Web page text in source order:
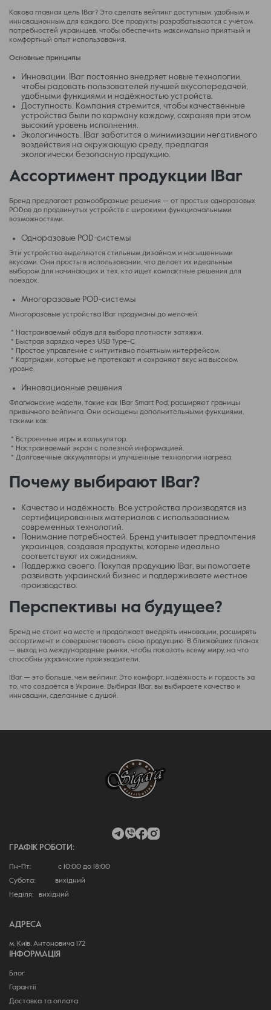
Какова главная цель IBar? Это сделать вейпинг доступным, удобным и
инновационным для каждого. Все продукты разрабатываются с учётом
потребностей украинцев, чтобы обеспечить максимально приятный и
комфортный опыт использования.
Основные принципы
Инновации. IBar постоянно внедряет новые технологии,
чтобы радовать пользователей лучшей вкусопередачей,
удобными функциями и надёжностью устройств.
Доступность. Компания стремится, чтобы качественные
устройства были по карману каждому, сохраняя при этом
высокий уровень исполнения.
Экологичность. IBar заботится о минимизации негативного
воздействия на окружающую среду, предлагая
экологически безопасную продукцию.
Ассортимент продукции IBar
Бренд предлагает разнообразные решения — от простых одноразовых
PODов до продвинутых устройств с широкими функциональными
возможностями.
Одноразовые POD-системы
Эти устройства выделяются стильным дизайном и насыщенными
вкусами. Они просты в использовании, что делает их идеальным
выбором для начинающих и тех, кто ищет компактные решения для
поездок.
Многоразовые POD-системы
Многоразовые устройства IBar продуманы до мелочей:
* Настраиваемый обдув для выбора плотности затяжки.
* Быстрая зарядка через USB Type-C.
* Простое управление с интуитивно понятным интерфейсом.
* Картриджи, которые не протекают и сохраняют вкус на высоком
уровне.
Инновационные решения
Флагманские модели, такие как IBar Smart Pod, расширяют границы
привычного вейпинга. Они оснащены дополнительными функциями,
такими как:
* Встроенные игры и калькулятор.
* Настраиваемый экран с полезной информацией.
* Долговечные аккумуляторы и улучшенные технологии нагрева.
Почему выбирают IBar?
Качество и надёжность. Все устройства производятся из
сертифицированных материалов с использованием
современных технологий.
Понимание потребностей. Бренд учитывает предпочтения
украинцев, создавая продукты, которые идеально
соответствуют их ожиданиям.
Поддержка своего. Покупая продукцию IBar, вы помогаете
развивать украинский бизнес и поддерживаете местное
производство.
Перспективы на будущее?
Бренд не стоит на месте и продолжает внедрять инновации, расширять
ассортимент и совершенствовать свою продукцию. В ближайших планах
— выход на международные рынки, чтобы показать всему миру, на что
способны украинские производители.
IBar — это больше, чем вейпинг. Это комфорт, надёжность и гордость за
то, что создаётся в Украине. Выбирая IBar, вы выбираете качество и
инновации, сделанные с душой.
ГРАФІК РОБОТИ:
Пн-Пт: с 10:00 до 18:00
Субота: вихідний
Неділя: вихідний
АДРЕСА
м. Київ, Антоновича 172
ІНФОРМАЦІЯ
Блог
Гарантії
Доставка та оплата